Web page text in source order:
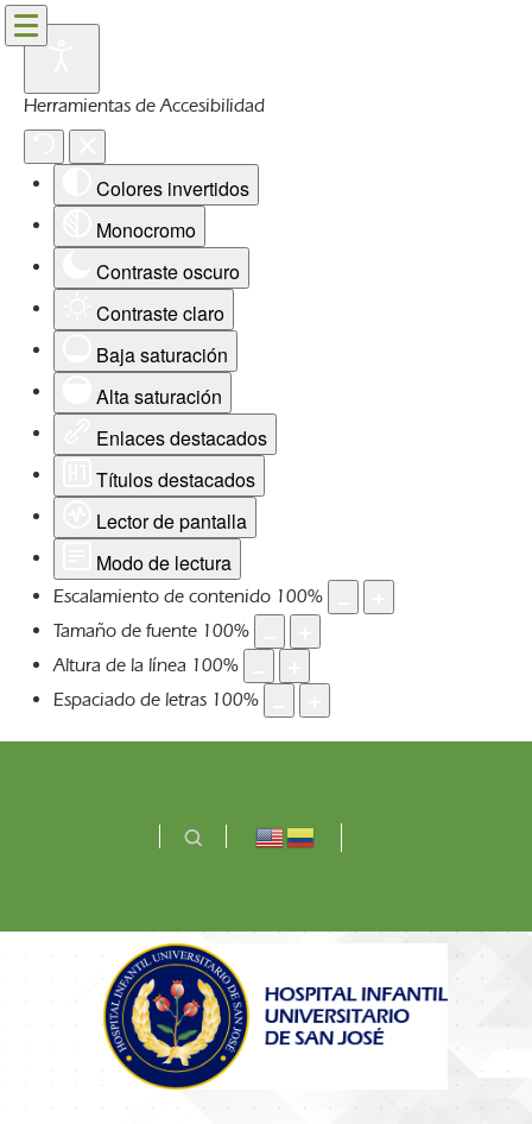
Herramientas de Accesibilidad
Colores invertidos
Monocromo
Contraste oscuro
Contraste claro
Baja saturación
Alta saturación
Enlaces destacados
Títulos destacados
Lector de pantalla
Modo de lectura
Escalamiento de contenido 100%
Tamaño de fuente 100%
Altura de la línea 100%
Espaciado de letras 100%